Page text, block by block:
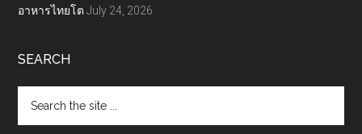
อาหารไทยโต July 24, 2026
SEARCH
the